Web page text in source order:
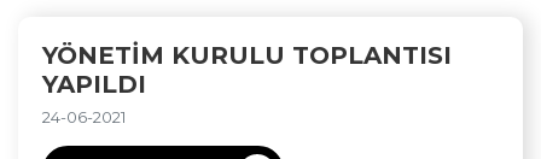
YÖNETIM KURULU TOPLANTISI
YAPILDI
24-06-2021